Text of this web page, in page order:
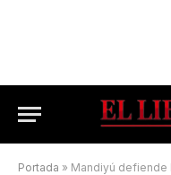
Portada » Mandiyú defiende